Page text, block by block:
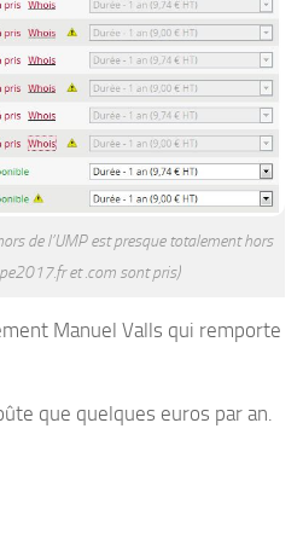
de l’UMP est presque totalement hors
et .com sont pris)
Manuel Valls qui remporte
que quelques euros par an.